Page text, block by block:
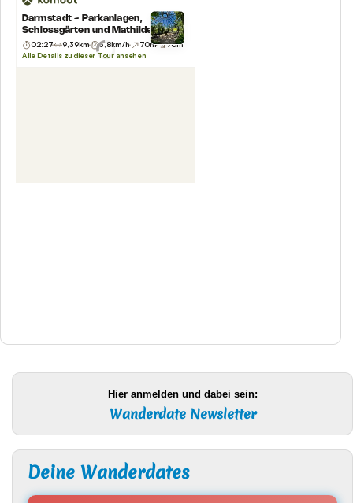
Hier anmelden und dabei sein:
Wanderdate Newsletter
Deine Wanderdates